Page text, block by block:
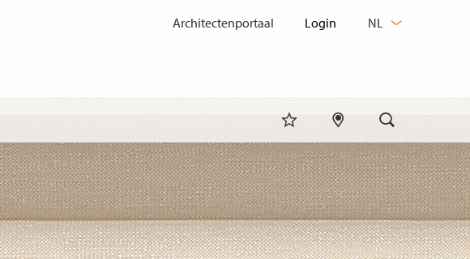
Architectenportaal
WIJZIGEN
NL